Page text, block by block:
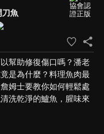
刀魚
幫助修復傷口嗎？潘老
是為什麼？料理魚肉最
姆士要教你如何輕鬆處
洗乾淨的鱸魚，腥味來